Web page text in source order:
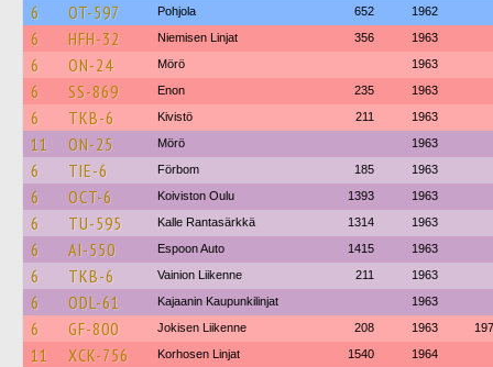
6 OT-597 Pohjola 652 1962
6 HFH-32 Niemisen Linjat 356 1963
6 ON-24 Mörö 1963
6 SS-869 Enon 235 1963
6 TKB-6 Kivistö 211 1963
11 ON-25 Mörö 1963
6 TIE-6 Förbom 185 1963
6 OCT-6 Koiviston Oulu 1393 1963
6 TU-595 Kalle Rantasärkkä 1314 1963
6 AI-550 Espoon Auto 1415 1963
6 TKB-6 Vainion Liikenne 211 1963
6 ODL-61 Kajaanin Kaupunkilinjat 1963
6 GF-800 Jokisen Liikenne 208 1963
11 XCK-756 Korhosen Linjat 1540 1964